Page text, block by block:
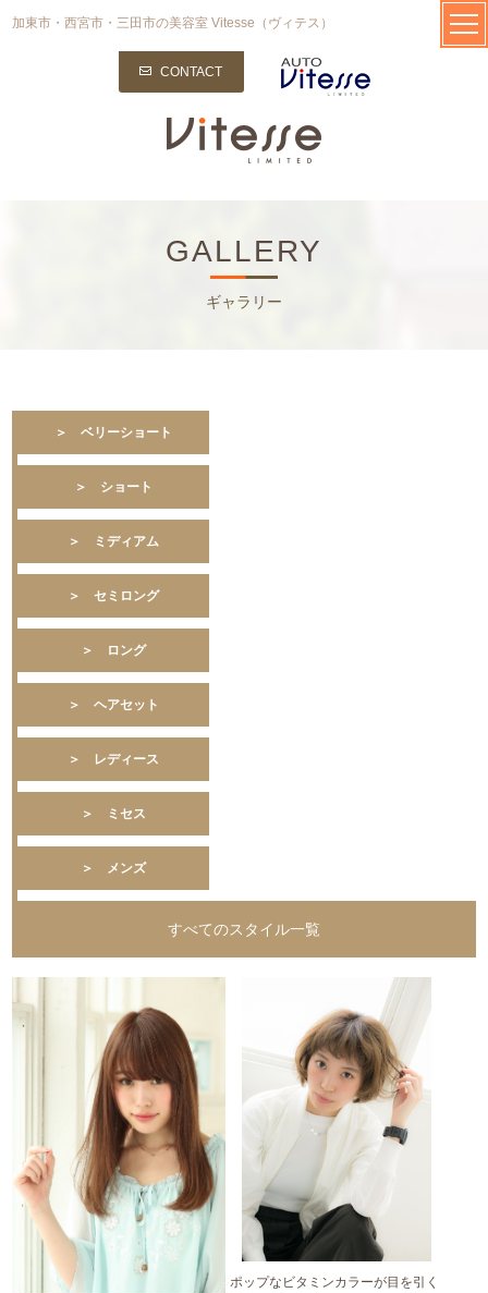
加東市・西宮市・三田市の美容室 Vitesse（ヴィテス）
CONTACT
GALLERY
ギャラリー
＞ ベリーショート
＞ ショート
＞ ミディアム
＞ セミロング
＞ ロング
＞ ヘアセット
＞ レディース
＞ ミセス
＞ メンズ
すべてのスタイル一覧
ポップなビタミンカラーが目を引く